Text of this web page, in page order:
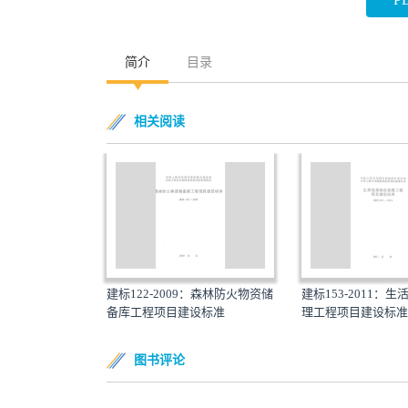
简介 目录
相关阅读
建标122-2009：森林防火物资储
备库工程项目建设标准
建标153-2011：生
理工程项目建设标准
图书评论